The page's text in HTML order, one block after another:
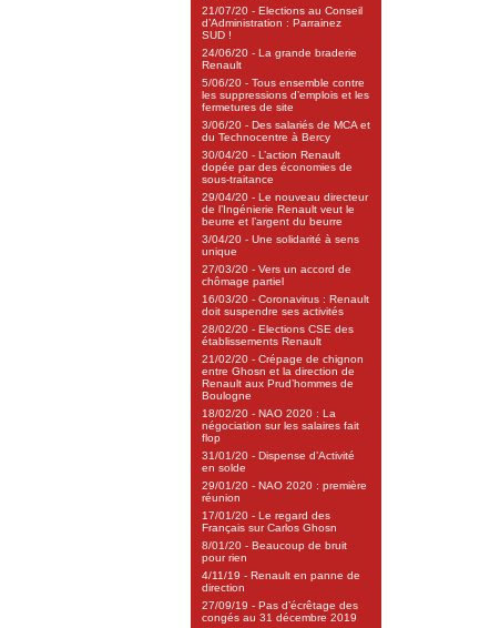
21/07/20 - Elections au Conseil
d’Administration : Parrainez
SUD !
24/06/20 - La grande braderie
Renault
5/06/20 - Tous ensemble contre
les suppressions d’emplois et les
fermetures de site
3/06/20 - Des salariés de MCA et
du Technocentre à Bercy
30/04/20 - L’action Renault
dopée par des économies de
sous-traitance
29/04/20 - Le nouveau directeur
de l’Ingénierie Renault veut le
beurre et l’argent du beurre
3/04/20 - Une solidarité à sens
unique
27/03/20 - Vers un accord de
chômage partiel
16/03/20 - Coronavirus : Renault
doit suspendre ses activités
28/02/20 - Elections CSE des
établissements Renault
21/02/20 - Crépage de chignon
entre Ghosn et la direction de
Renault aux Prud’hommes de
Boulogne
18/02/20 - NAO 2020 : La
négociation sur les salaires fait
flop
31/01/20 - Dispense d’Activité
en solde
29/01/20 - NAO 2020 : première
réunion
17/01/20 - Le regard des
Français sur Carlos Ghosn
8/01/20 - Beaucoup de bruit
pour rien
4/11/19 - Renault en panne de
direction
27/09/19 - Pas d’écrêtage des
congés au 31 décembre 2019